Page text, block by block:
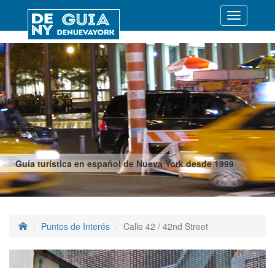
Guía turística en español de Nueva York desde 1999
Desplegar
Puntos de Interés Calle 42 / 42nd Street